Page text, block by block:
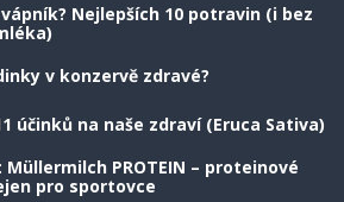
Nejlepších 10 potravin (i bez
v konzervě zdravé?
účinků na naše zdraví (Eruca Sativa)
Müllermilch PROTEIN – proteinové
pro sportovce